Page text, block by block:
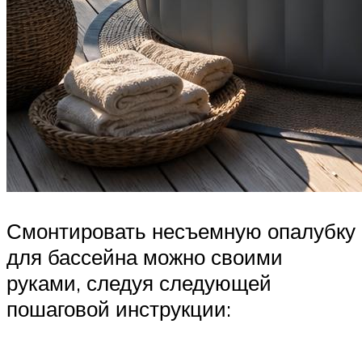
Смонтировать несъемную опалубку
для бассейна можно своими
руками, следуя следующей
пошаговой инструкции: